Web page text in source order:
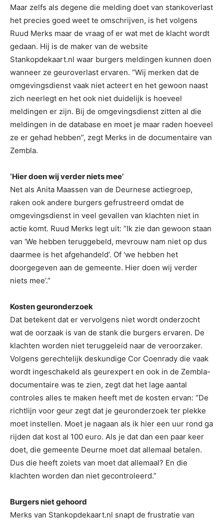
Maar zelfs als degene die melding doet van stankoverlast
het precies goed weet te omschrijven, is het volgens
Ruud Merks maar de vraag of er wat met de klacht wordt
gedaan. Hij is de maker van de website
Stankopdekaart.nl waar burgers meldingen kunnen doen
wanneer ze geuroverlast ervaren. “Wij merken dat de
omgevingsdienst vaak niet acteert en het gewoon naast
zich neerlegt en het ook niet duidelijk is hoeveel
meldingen er zijn. Bij de omgevingsdienst zitten al die
meldingen in de database en moet je maar raden hoeveel
ze er gehad hebben”, zegt Merks in de documentaire van
Zembla.
‘Hier doen wij verder niets mee’
Net als Anita Maassen van de Deurnese actiegroep,
raken ook andere burgers gefrustreerd omdat de
omgevingsdienst in veel gevallen van klachten niet in
actie komt. Ruud Merks legt uit: “Ik zie dan gewoon staan
van ‘We hebben teruggebeld, mevrouw nam niet op dus
daarmee is het afgehandeld’. Of ‘we hebben het
doorgegeven aan de gemeente. Hier doen wij verder
niets mee’.”
Kosten geuronderzoek
Dat betekent dat er vervolgens niet wordt onderzocht
wat de oorzaak is van de stank die burgers ervaren. De
klachten worden niet teruggeleid naar de veroorzaker.
Volgens gerechtelijk deskundige Cor Coenrady die vaak
wordt ingeschakeld als geurexpert en ook in de Zembla-
documentaire was te zien, zegt dat het lage aantal
controles alles te maken heeft met de kosten ervan: “De
richtlijn voor geur zegt dat je geuronderzoek ter plekke
moet instellen. Moet je nagaan als ik hier een uur rond ga
rijden dat kost al 100 euro. Als je dat dan een paar keer
doet, die gemeente Deurne moet dat allemaal betalen.
Dus die heeft zoiets van moet dat allemaal? En die
klachten worden dan niet gecontroleerd.”
Burgers niet gehoord
Merks van Stankopdekaart.nl snapt de frustratie van